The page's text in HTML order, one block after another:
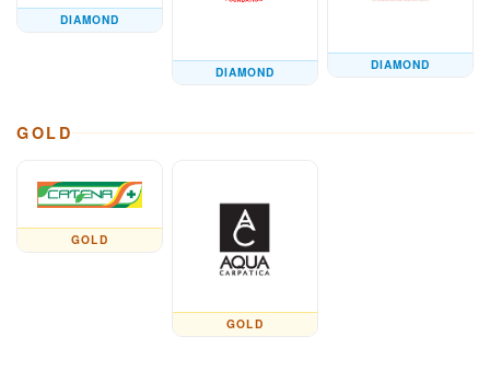
DIAMOND
DIAMOND
DIAMOND
GOLD
GOLD
GOLD